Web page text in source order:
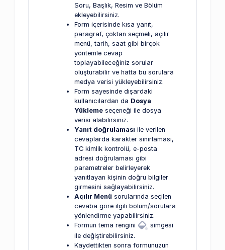
Soru, Başlık, Resim ve Bölüm
ekleyebilirsiniz.
Form içerisinde kısa yanıt,
paragraf, çoktan seçmeli, açılır
menü, tarih, saat gibi birçok
yöntemle cevap
toplayabileceğiniz sorular
oluşturabilir ve hatta bu sorulara
medya verisi yükleyebilirsiniz.
Form sayesinde dışardaki
kullanıcılardan da Dosya
Yükleme seçeneği ile dosya
verisi alabilirsiniz.
Yanıt doğrulaması ile verilen
cevaplarda karakter sınırlaması,
TC kimlik kontrolü, e-posta
adresi doğrulaması gibi
parametreler belirleyerek
yanıtlayan kişinin doğru bilgiler
girmesini sağlayabilirsiniz.
Açılır Menü sorularında seçilen
cevaba göre ilgili bölüm/sorulara
yönlendirme yapabilirsiniz.
Formun tema rengini
simgesi
ile değiştirebilirsiniz.
Kaydettikten sonra formunuzun